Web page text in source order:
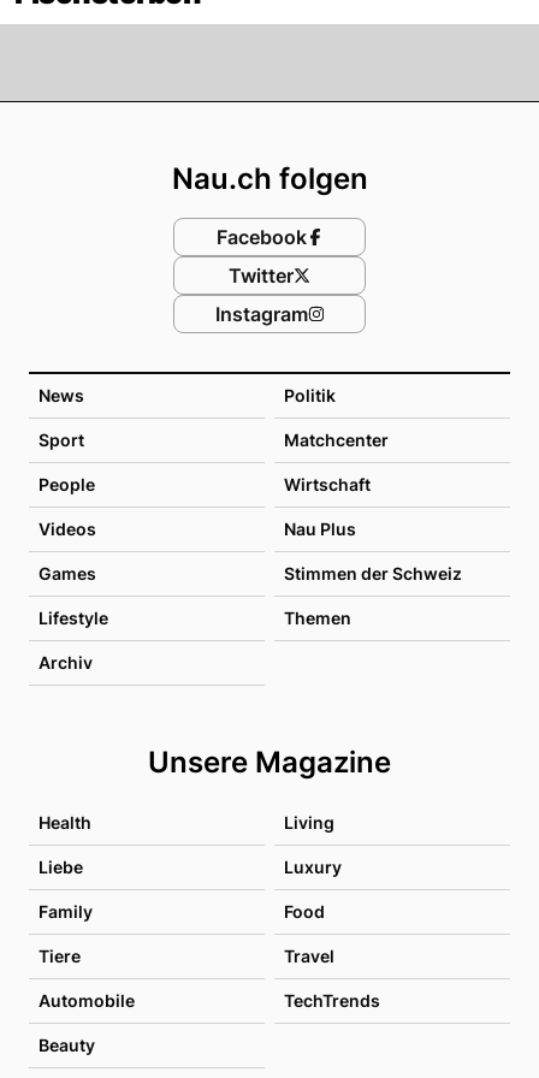
News Politik
Sport Matchcenter
People Wirtschaft
Videos Nau Plus
Games Stimmen der Schweiz
Lifestyle Themen
Archiv
Unsere Magazine
Health Living
Liebe Luxury
Family Food
Tiere Travel
Automobile TechTrends
Beauty
Nau.ch folgen
Facebook
Twitter
Instagram